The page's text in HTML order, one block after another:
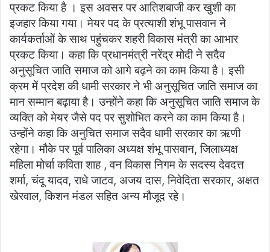
प्रकट किया है । इस अवसर पर आतिशबाजी कर खुशी का
इजहार किया गया। मेयर पद के प्रत्याशी शंभू पासवान ने
कार्यकर्ताओं के साथ पहुंचकर शहरी विकास मंत्री का आभार
प्रकट किया। कहा कि प्रधानमंत्री नरेंद्र मोदी ने सदैव
अनुसूचित जाति समाज को आगे बढ़ने का काम किया है। इसी
क्रम में प्रदेश की धामी सरकार ने भी अनुसूचित जाति समाज का
मान सम्मान बढ़ाया है। उन्होंने कहा कि अनुसूचित जाति समाज के
व्यक्ति को मेयर जैसे पद पर सुशोभित करने का काम किया है।
उन्होंने कहा कि अनुचित समाज सदैव धामी सरकार का ऋणी
रहेगा। मौके पर पूर्व पालिका अध्यक्ष शंभू पासवान, जिलाध्यक्ष
महिला मोर्चा कविता शाह , वन विकास निगम के सदस्य देवदत्त
शर्मा, चंदू यादव, राधे जाटव, अजय दास, निवेदिता सरकार, अक्षत
खेरवाल, किशन मंडल सहित अन्य मौजूद रहे।